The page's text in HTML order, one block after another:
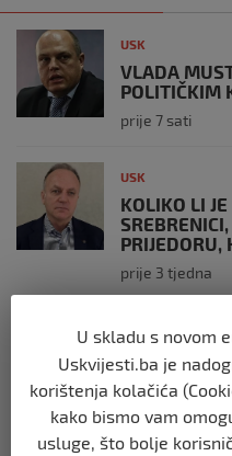
USK
VLADA
POLITIČKIM
prije 7 sati
USK
KOLIKO LI
PRIJEDORU,
prije 3 tjedna
USK
ČLANOVI
U BILJANIMA
prije 4 tjedna
U skladu s novom
Uskvijesti.ba je
korištenja kolačića
kako bismo vam
usluge, što bolje